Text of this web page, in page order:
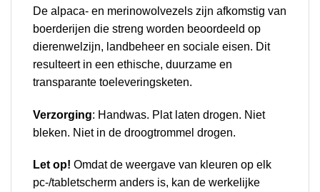
De alpaca- en merinowolvezels zijn afkomstig van
boerderijen die streng worden beoordeeld op
dierenwelzijn, landbeheer en sociale eisen. Dit
resulteert in een ethische, duurzame en
transparante toeleveringsketen.
Verzorging: Handwas. Plat laten drogen. Niet
bleken. Niet in de droogtrommel drogen.
Let op! Omdat de weergave van kleuren op elk
pc-/tabletscherm anders is, kan de werkelijke